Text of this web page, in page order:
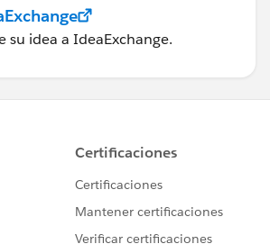
su idea a IdeaExchange.